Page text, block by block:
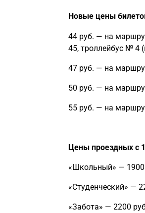
Новые цены
44 руб. — на
45, троллейбус № 4
47 руб. — на
50 руб. — на
55 руб. — на
Цены проездных с
«Школьный» — 1900
«Студенческий» —
«Забота» — 2200